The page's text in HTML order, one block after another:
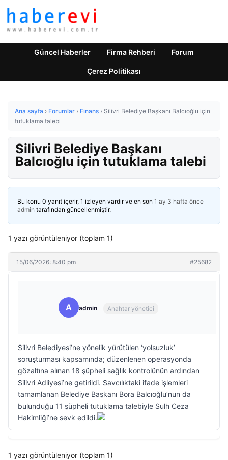
Güncel Haberler Firma Rehberi Forum
Çerez Politikası
Ana sayfa › Forumlar › Finans › Silivri Belediye Başkanı Balcıoğlu için
tutuklama talebi
Silivri Belediye Başkanı
Balcıoğlu için tutuklama talebi
Bu konu 0 yanıt içerir, 1 izleyen vardır ve en son 1 ay 3 hafta önce
admin tarafından güncellenmiştir.
1 yazı görüntüleniyor (toplam 1)
15/06/2026: 8:40 pm #25682
A admin Anahtar yönetici
Silivri Belediyesi’ne yönelik yürütülen ‘yolsuzluk’
soruşturması kapsamında; düzenlenen operasyonda
gözaltına alınan 18 şüpheli sağlık kontrolünün ardından
Silivri Adliyesi’ne getirildi. Savcılıktaki ifade işlemleri
tamamlanan Belediye Başkanı Bora Balcıoğlu’nun da
bulunduğu 11 şüpheli tutuklama talebiyle Sulh Ceza
Hakimliği’ne sevk edildi.
1 yazı görüntüleniyor (toplam 1)